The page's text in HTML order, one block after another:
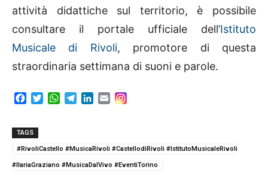
attività didattiche sul territorio, è possibile
consultare il portale ufficiale dell’Istituto
Musicale di Rivoli, promotore di questa
straordinaria settimana di suoni e parole.
e
b
o
t
r
W
s
p
g
a
e
I
E
l
TAGS
#RivoliCastello #MusicaRivoli #CastellodiRivoli #IstitutoMusicaleRivoli
#IlariaGraziano #MusicaDalVivo #EventiTorino